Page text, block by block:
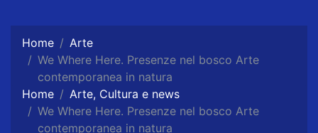
Home
Arte
We Where Here. Presenze nel bosco Arte
contemporanea in natura
Home
Arte, Cultura e news
We Where Here. Presenze nel bosco Arte
contemporanea in natura